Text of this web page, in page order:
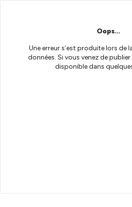
Oops…
Une erreur s’est produite lors de
données. Si vous venez de
disponible dans